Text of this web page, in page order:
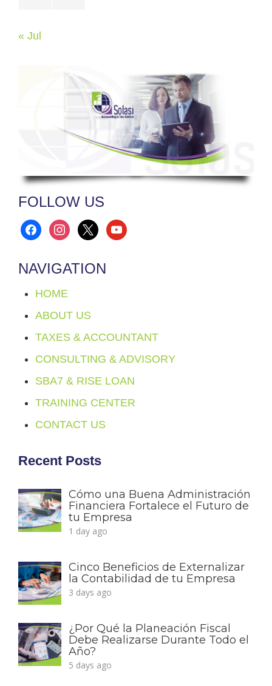
« Jul
FOLLOW US
facebookinstagram
x youtube
NAVIGATION
HOME
ABOUT US
TAXES & ACCOUNTANT
CONSULTING & ADVISORY
SBA7 & RISE LOAN
TRAINING CENTER
CONTACT US
Recent Posts
Cómo una Buena Administración
Financiera Fortalece el Futuro de
tu Empresa
1 day ago
Cinco Beneficios de Externalizar
la Contabilidad de tu Empresa
3 days ago
¿Por Qué la Planeación Fiscal
Debe Realizarse Durante Todo el
Año?
5 days ago